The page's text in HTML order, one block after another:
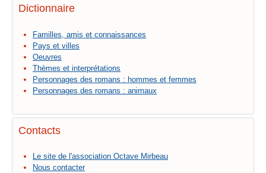
Dictionnaire
Familles, amis et connaissances
Pays et villes
Oeuvres
Thèmes et interprétations
Personnages des romans : hommes et femmes
Personnages des romans : animaux
Contacts
Le site de l'association Octave Mirbeau
Nous contacter